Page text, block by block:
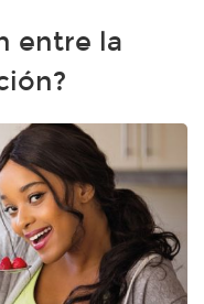
entre la